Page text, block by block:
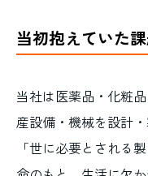
当初抱えていた
当社は医薬品・化粧
産設備・機械を設計
「世に必要とされる